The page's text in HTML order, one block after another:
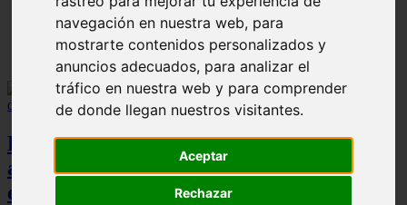
navegación en nuestra web, para
mostrarte contenidos personalizados y
anuncios adecuados, para analizar el
tráfico en nuestra web y para comprender
de donde llegan nuestros visitantes.
Aceptar
Rechazar
▷ Zona Azul Córdoba 《 Horarios y Tarifas 2024 》
El Dacia Sandero presenta un índice de
accidentabilidad por debajo de la media
en España, según Carfax